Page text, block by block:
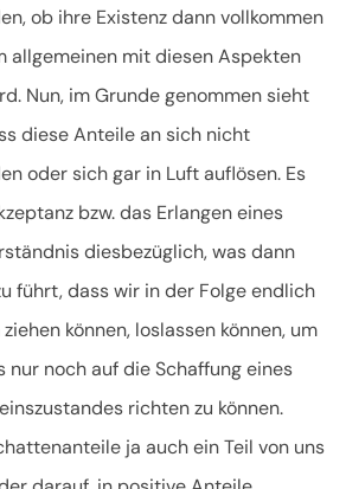
ob ihre Existenz dann vollkommen
allgemeinen mit diesen Aspekten
Nun, im Grunde genommen sieht
diese Anteile an sich nicht
oder sich gar in Luft auflösen. Es
bzw. das Erlangen eines
diesbezüglich, was dann
führt, dass wir in der Folge endlich
können, loslassen können, um
nur noch auf die Schaffung eines
richten zu können.
ja auch ein Teil von uns